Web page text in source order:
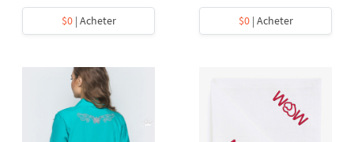
$0| Acheter
$0| Acheter